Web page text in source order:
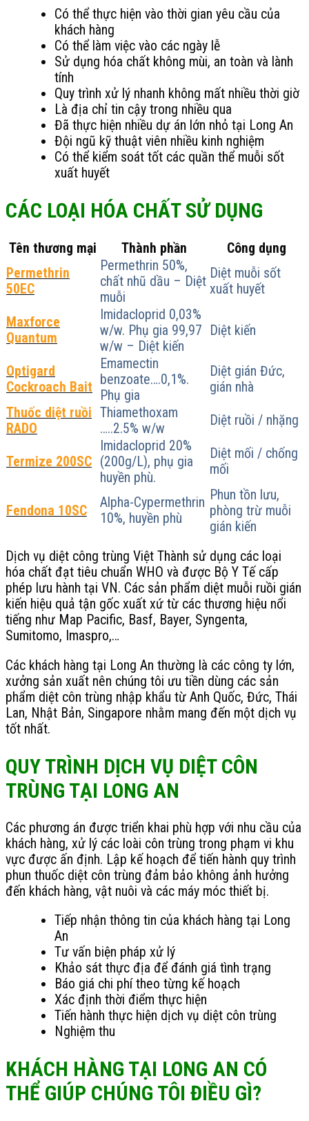
Có thể thực hiện vào thời gian yêu cầu của
khách hàng
Có thể làm việc vào các ngày lễ
Sử dụng hóa chất không mùi, an toàn và lành
tính
Quy trình xử lý nhanh không mất nhiều thời giờ
Là địa chỉ tin cậy trong nhiều qua
Đã thực hiện nhiều dự án lớn nhỏ tại Long An
Đội ngũ kỹ thuật viên nhiều kinh nghiệm
Có thể kiểm soát tốt các quần thể muỗi sốt
xuất huyết
CÁC LOẠI HÓA CHẤT SỬ DỤNG
Tên thương mại Thành phần
Công dụng
Permethrin
50EC
Permethrin 50%,
chất nhũ dầu – Diệt
muỗi
Diệt muỗi sốt
xuất huyết
Maxforce
Quantum
Imidacloprid 0,03%
w/w. Phụ gia 99,97
w/w – Diệt kiến
Diệt kiến
Optigard
Cockroach Bait
Emamectin
benzoate….0,1%.
Phụ gia
Diệt gián Đức,
gián nhà
Thuốc diệt ruồi
RADO
Thiamethoxam
…..2.5% w/w
Diệt ruồi / nhặng
Termize 200SC
Imidacloprid 20%
(200g/L), phụ gia
huyền phù.
Diệt mối / chống
mối
Fendona 10SC
Alpha-Cypermethrin
10%, huyền phù
Phun tồn lưu,
phòng trừ muỗi
gián kiến
Dịch vụ diệt công trùng Việt Thành sử dụng các loại
hóa chất đạt tiêu chuẩn WHO và được Bộ Y Tế cấp
phép lưu hành tại VN. Các sản phẩm diệt muỗi ruồi gián
kiến hiệu quả tận gốc xuất xứ từ các thương hiệu nổi
tiếng như Map Pacific, Basf, Bayer, Syngenta,
Sumitomo, Imaspro,…
Các khách hàng tại Long An thường là các công ty lớn,
xưởng sản xuất nên chúng tôi ưu tiền dùng các sản
phẩm diệt côn trùng nhập khẩu từ Anh Quốc, Đức, Thái
Lan, Nhật Bản, Singapore nhằm mang đến một dịch vụ
tốt nhất.
QUY TRÌNH DỊCH VỤ DIỆT CÔN
TRÙNG TẠI LONG AN
Các phương án được triển khai phù hợp với nhu cầu của
khách hàng, xử lý các loài côn trùng trong phạm vi khu
vực được ấn định. Lập kế hoạch để tiến hành quy trình
phun thuốc diệt côn trùng đảm bảo không ảnh hưởng
đến khách hàng, vật nuôi và các máy móc thiết bị.
Tiếp nhận thông tin của khách hàng tại Long
An
Tư vấn biện pháp xử lý
Khảo sát thực địa để đánh giá tình trạng
Báo giá chi phí theo từng kế hoạch
Xác định thời điểm thực hiện
Tiến hành thực hiện dịch vụ diệt côn trùng
Nghiệm thu
KHÁCH HÀNG TẠI LONG AN CÓ
THỂ GIÚP CHÚNG TÔI ĐIỀU GÌ?